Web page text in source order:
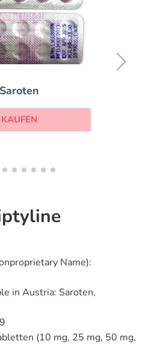
Saroten
KAUFEN
Name):
in Austria: Saroten,
(10 mg, 25 mg, 50 mg,